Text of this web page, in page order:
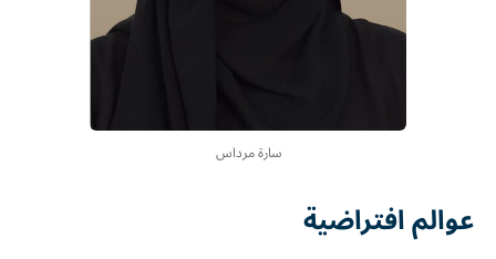
سارة مرداس
عوالم افتراضية